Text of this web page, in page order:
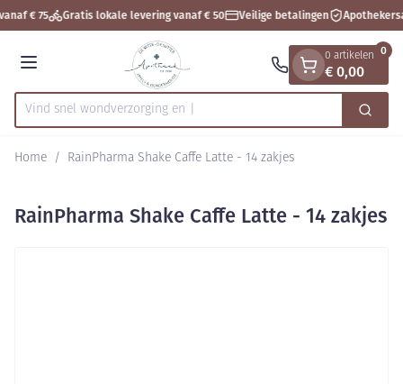
Ga naar de inhoud
1 van 1
€ 75 Gratis lokale levering vanaf € 50 Veilige betalingen
Menu
Product, merk, categorie...
Vind snel wondverzor Zoek
0 artikelen
€ 0,00
0
Home / RainPharma Shake Caffe Latte - 14 zakjes
RainPharma Shake Caffe Latte - 14 zakjes